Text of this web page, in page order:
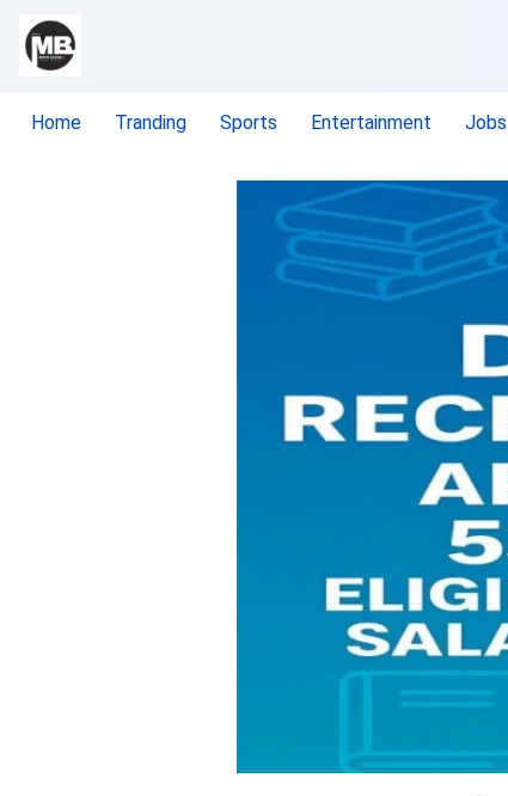
Home Tranding Sports Entertainment Jobs